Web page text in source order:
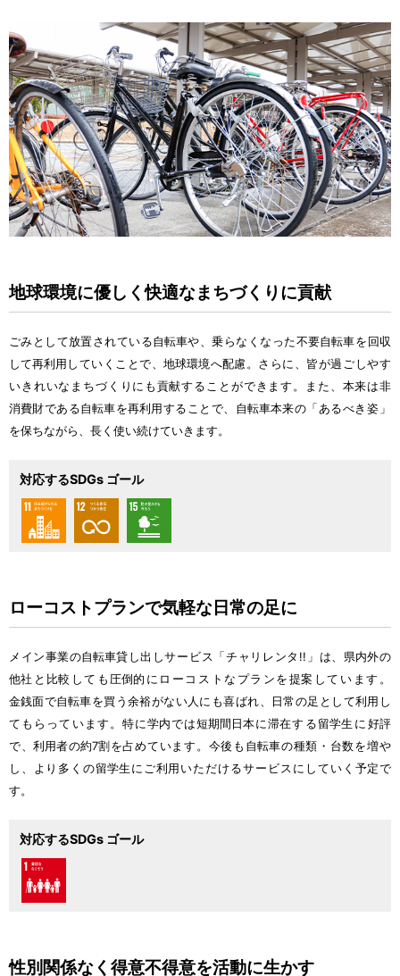
地球環境に優しく快適なまちづくりに貢献
ごみとして放置されている自転車や、 乗 らなくなった不要自転車を 回収
して再利用 していくことで、 地球環境へ配慮。さらに、 皆が過 ごしやす
いきれいなまちづくりにも 貢献することができます。また、 本来は非
消費財である自転車を再利用 することで、 自転車本来の「あるべき 姿 」
を保ちながら、 長 く 使い続けていきます。
対応するSDGs ゴール
ローコストプランで気軽な日常の足に
メイン事業の自転車貸 し出 しサービス「チャリレンタ!!」は、 県内外の
他社 と 比較 しても 圧倒的 にローコストなプランを 提案 しています。
金銭面で自転車を買 う 余裕がない人 にも喜ばれ、 日常の足 として利用 し
てもらっています。 特に学内では短期間 日本に滞在する 留学生 に 好評
で、 利用者の約7割 を占めています。 今後 も 自転車の種類 ・ 台数を増や
し、より 多 くの留学生 にご利用 いただけるサービスにしていく 予定で
す。
対応するSDGs ゴール
性別関係なく 得意不得意を活動に生かす